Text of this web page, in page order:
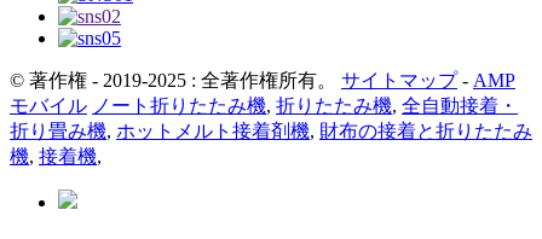
© 著作権 - 2019-2025 : 全著作権所有。 サイトマップ- AMP
モバイル ノート折りたたみ機, 折りたたみ機, 全自動接着・
折り畳み機, ホットメルト接着剤機, 財布の接着と折りたたみ
機, 接着機,